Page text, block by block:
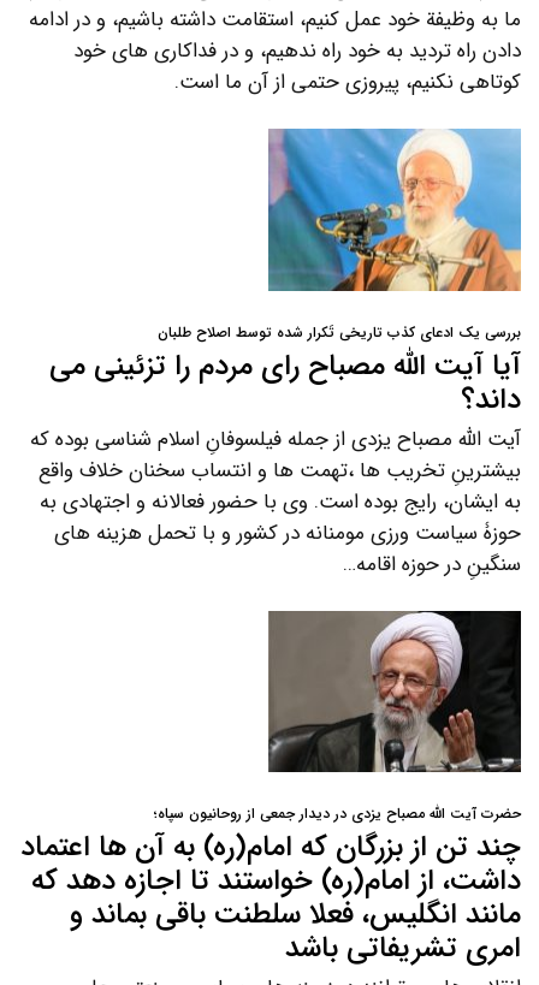
ما به وظیفة خود عمل کنیم، استقامت داشته باشیم، و در ادامه
دادن راه تردید به خود راه ندهیم، و در فداکاری های خود
کوتاهی نکنیم، پیروزی حتمی از آن ما است.
بررسی یک ادعای کذب تاریخی تَکرار شده توسط اصلاح طلبان
آیا آیت الله مصباح رای مردم را تزئینی می
داند؟
آیت الله مصباح یزدی از جمله فیلسوفانِ اسلام شناسی بوده که
بیشترینِ تخریب ها ،تهمت ها و انتساب سخنان خلاف واقع
به ایشان، رایج بوده است. وی با حضور فعالانه و اجتهادی به
حوزۀ سیاست ورزی مومنانه در کشور و با تحمل هزینه های
سنگینِ در حوزه اقامه…
حضرت آیت الله مصباح یزدی در دیدار جمعی از روحانیون سپاه؛
چند تن از بزرگان که امام(ره) به آن ها اعتماد
داشت، از امام(ره) خواستند تا اجازه دهد که
مانند انگلیس، فعلا سلطنت باقی بماند و
امری تشریفاتی باشد